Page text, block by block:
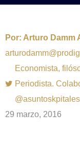
Por: Arturo Damm
Economista,
Periodista.
@asuntoskpitales
29 marzo, 2016